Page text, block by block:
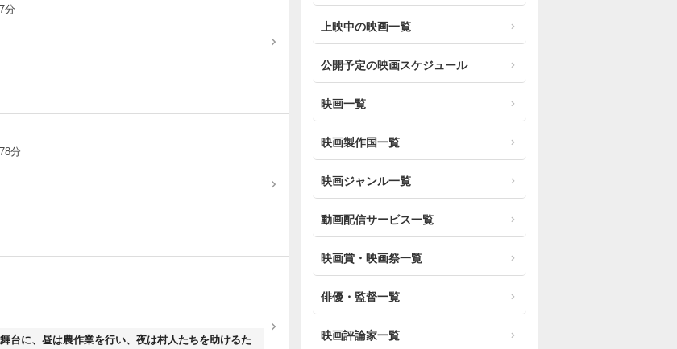
分
分
台に、昼は農作業を行い、夜は村人たちを助けるた
上映中の映画一覧
公開予定の映画スケジュール
映画一覧
映画製作国一覧
映画ジャンル一覧
動画配信サービス一覧
映画賞・映画祭一覧
俳優・監督一覧
映画評論家一覧